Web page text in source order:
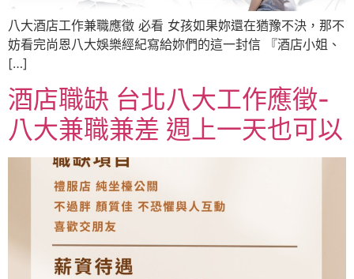
八大酒店工作兼職應徵 必看 女孩如果妳還在猶豫不決，那不
妨看完尚恩八大娛樂經紀寫給妳們的這一封信 『酒店小姐、
[…]
酒店職缺 台北八大工作應徵-
八大兼職兼差 週上一天也可以